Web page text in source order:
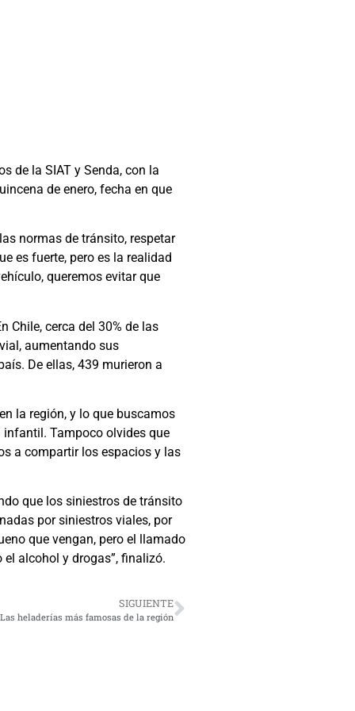
de la SIAT y Senda, con la
de enero, fecha en que
normas de tránsito, respetar
es fuerte, pero es la realidad
queremos evitar que
Chile, cerca del 30% de las
aumentando sus
De ellas, 439 murieron a
la región, y lo que buscamos
Tampoco olvides que
a compartir los espacios y las
que los siniestros de tránsito
por siniestros viales, por
que vengan, pero el llamado
alcohol y drogas”, finalizó.
SIGUIENTE
heladerías más famosas de la región